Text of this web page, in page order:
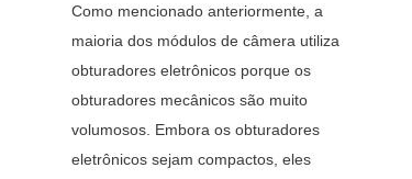
Como mencionado anteriormente, a
maioria dos módulos de câmera utiliza
obturadores eletrônicos porque os
obturadores mecânicos são muito
volumosos. Embora os obturadores
eletrônicos sejam compactos, eles